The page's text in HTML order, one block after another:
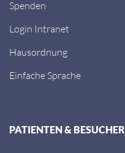
Spenden
Login Intranet
Hausordnung
Einfache Sprache
PATIENTEN & BESUCHER